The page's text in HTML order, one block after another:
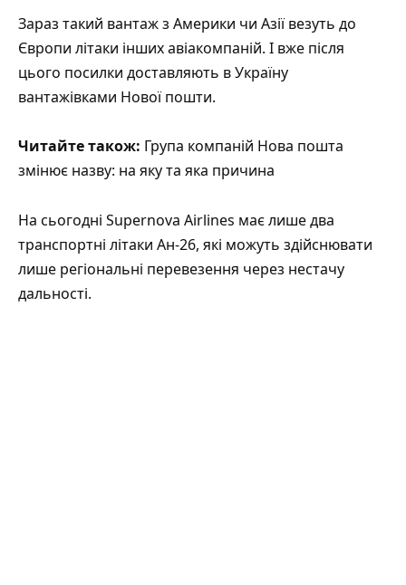
Зараз такий вантаж з Америки чи Азії везуть до
Європи літаки інших авіакомпаній. І вже після
цього посилки доставляють в Україну
вантажівками Нової пошти.
Читайте також: Група компаній Нова пошта
змінює назву: на яку та яка причина
На сьогодні Supernova Airlines має лише два
транспортні літаки Ан-26, які можуть здійснювати
лише регіональні перевезення через нестачу
дальності.